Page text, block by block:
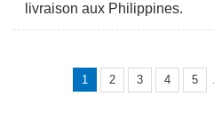
livraison aux Philippines.
1 2 3 4 5